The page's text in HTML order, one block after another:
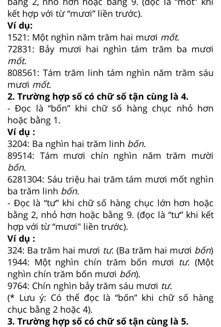
kết hợp với từ “mươi” liền trước).
Ví dụ:
1521: Một nghìn năm trăm hai mươi mốt.
72831: Bảy mươi hai nghìn tám trăm ba mươi
mốt.
808561: Tám trăm linh tám nghìn năm trăm sáu
mươi mốt.
2. Trường hợp số có chữ số tận cùng là 4.
- Đọc là “bốn” khi chữ số hàng chục nhỏ hơn
hoặc bằng 1.
Ví dụ :
3204: Ba nghìn hai trăm linh bốn.
89514: Tám mươi chín nghìn năm trăm mười
bốn.
6281304: Sáu triệu hai trăm tám mươi mốt nghìn
ba trăm linh bốn.
- Đọc là “tư” khi chữ số hàng chục lớn hơn hoặc
bằng 2, nhỏ hơn hoặc bằng 9. (đọc là “tư” khi kết
hợp với từ “mươi" liền trước).
Ví dụ :
324: Ba trăm hai mươi tư. (Ba trăm hai mươi bốn)
1944: Một nghìn chín trăm bốn mươi tư. (Một
nghìn chín trăm bốn mươi bốn).
9764: Chín nghìn bảy trăm sáu mươi tư.
(* Lưu ý: Có thể đọc là “bốn” khi chữ số hàng
chục bằng 2 hoặc 4).
3. Trường hợp số có chữ số tận cùng là 5.